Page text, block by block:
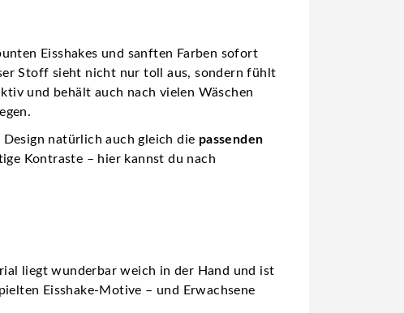
Eisshakes und sanften Farben sofort
Stoff sieht nicht nur toll aus, sondern fühlt
und behält auch nach vielen Wäschen
natürlich auch gleich die passenden
Kontraste – hier kannst du nach
liegt wunderbar weich in der Hand und ist
Eisshake-Motive – und Erwachsene